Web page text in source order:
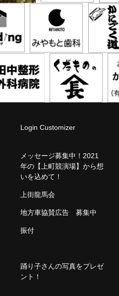
Login Customizer
メッセージ募集中！2021
年の【上町競演場】から想
いを込めて！
上街龍馬会
地方車協賛広告 募集中
振付
踊り子さんの写真をプレゼ
ント！